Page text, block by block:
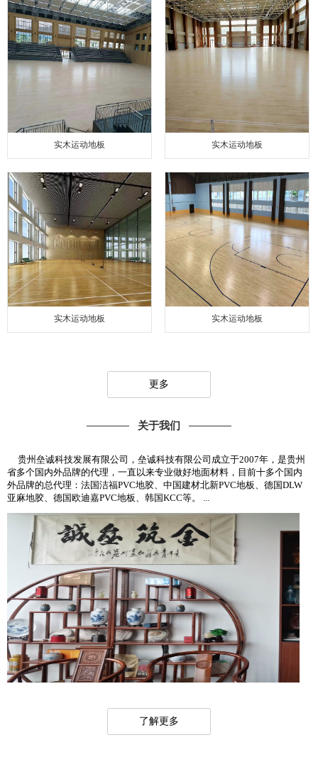
实木运动地板 实木运动地板
实木运动地板 实木运动地板
更多
关于我们
贵州垒诚科技发展有限公司，垒诚科技有限公司成立于2007年，是贵州
省多个国内外品牌的代理，一直以来专业做好地面材料，目前十多个国内
外品牌的总代理：法国洁福PVC地胶、中国建材北新PVC地板、德国DLW
亚麻地胶、德国欧迪嘉PVC地板、韩国KCC等。 ...
了解更多